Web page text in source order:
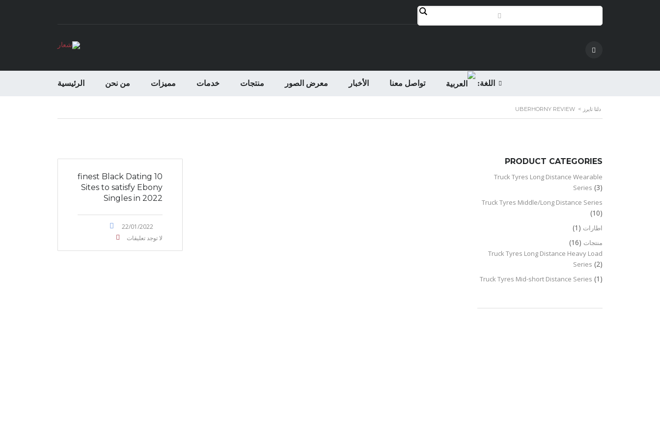
الرئيسية من نحن مميزات خدمات منتجات معرض الصور الأخبار تواصل معنا اللغة:
دلتا تايرز >
UBERHORNY REVIEW
10 finest Black Dating
Sites to satisfy Ebony
Singles in 2022
22/01/2022
لا توجد تعليقات
PRODUCT CATEGORIES
Truck Tyres Long Distance Wearable
Series (3)
Truck Tyres Middle/Long Distance Series
(10)
اطارات (1)
منتجات (16)
Truck Tyres Long Distance Heavy Load
Series (2)
Truck Tyres Mid-short Distance Series (1)